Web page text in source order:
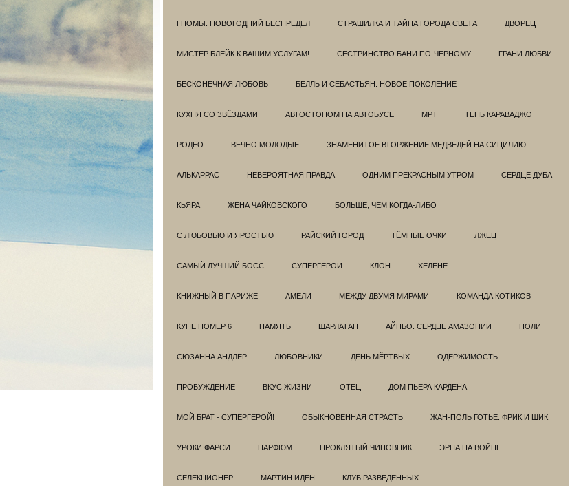
ГНОМЫ. НОВОГОДНИЙ БЕСПРЕДЕЛ СТРАШИЛКА И ТАЙНА ГОРОДА СВЕТА ДВОРЕЦ
МИСТЕР БЛЕЙК К ВАШИМ УСЛУГАМ! СЕСТРИНСТВО БАНИ ПО-ЧЁРНОМУ ГРАНИ ЛЮБВИ
БЕСКОНЕЧНАЯ ЛЮБОВЬ БЕЛЛЬ И СЕБАСТЬЯН: НОВОЕ ПОКОЛЕНИЕ
КУХНЯ СО ЗВЁЗДАМИ АВТОСТОПОМ НА АВТОБУСЕ МРТ ТЕНЬ КАРАВАДЖО
РОДЕО ВЕЧНО МОЛОДЫЕ ЗНАМЕНИТОЕ ВТОРЖЕНИЕ МЕДВЕДЕЙ НА СИЦИЛИЮ
АЛЬКАРРАС НЕВЕРОЯТНАЯ ПРАВДА ОДНИМ ПРЕКРАСНЫМ УТРОМ СЕРДЦЕ ДУБА
КЬЯРА ЖЕНА ЧАЙКОВСКОГО БОЛЬШЕ, ЧЕМ КОГДА-ЛИБО
С ЛЮБОВЬЮ И ЯРОСТЬЮ РАЙСКИЙ ГОРОД ТЁМНЫЕ ОЧКИ ЛЖЕЦ
САМЫЙ ЛУЧШИЙ БОСС СУПЕРГЕРОИ КЛОН ХЕЛЕНЕ
КНИЖНЫЙ В ПАРИЖЕ АМЕЛИ МЕЖДУ ДВУМЯ МИРАМИ КОМАНДА КОТИКОВ
КУПЕ НОМЕР 6 ПАМЯТЬ ШАРЛАТАН АЙНБО. СЕРДЦЕ АМАЗОНИИ ПОЛИ
СЮЗАННА АНДЛЕР ЛЮБОВНИКИ ДЕНЬ МЁРТВЫХ ОДЕРЖИМОСТЬ
ПРОБУЖДЕНИЕ ВКУС ЖИЗНИ ОТЕЦ ДОМ ПЬЕРА КАРДЕНА
МОЙ БРАТ - СУПЕРГЕРОЙ! ОБЫКНОВЕННАЯ СТРАСТЬ ЖАН-ПОЛЬ ГОТЬЕ: ФРИК И ШИК
УРОКИ ФАРСИ ПАРФЮМ ПРОКЛЯТЫЙ ЧИНОВНИК ЭРНА НА ВОЙНЕ
СЕЛЕКЦИОНЕР МАРТИН ИДЕН КЛУБ РАЗВЕДEННЫХ